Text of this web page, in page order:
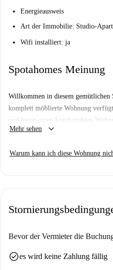
Energieausweis
Art der Immobilie: Studio-
Wifi installiert: ja
Spotahomes Meinung
Willkommen in diesem gemütlichen
komplett möblierte Wohnung
und bietet einen komfortablen
Stadtleben suchen. Obwohl
unterzogen, um Qualität und
Abenteuer. Genießen Sie modernes
Mehr sehen keyboard_arrow_down
Warum kann ich diese Wohnung
Bevor der Vermieter die
check_circlees wird keine Zahlung fällig